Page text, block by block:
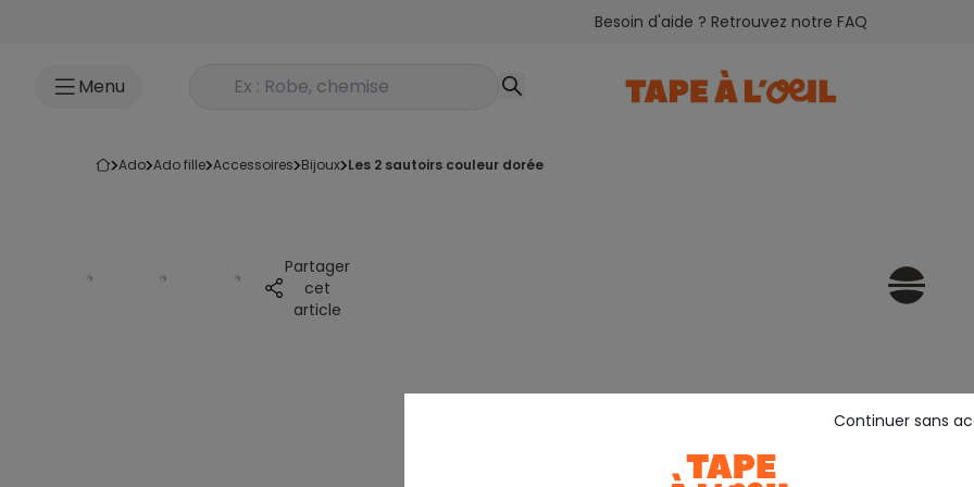
Besoin d'aide ? Retrouvez notre FAQ
Menu Rechercher un produit
ado ado fille accessoires bijoux les 2 sautoirs couleur dorée
Partager
cet
article
Continuer sans